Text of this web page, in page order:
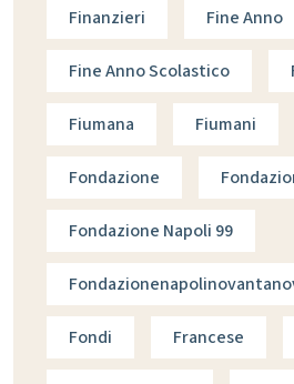
Finanzieri Fine Anno
Fine Anno Scolastico
Fiumana Fiumani
Fondazione
Fondazione Napoli 99
Fondi Francese